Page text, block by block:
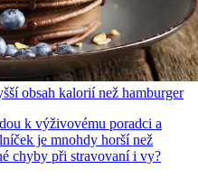
obsah kalorií než hamburger
k výživovému poradci a
je mnohdy horší než
chyby při stravovaní i vy?